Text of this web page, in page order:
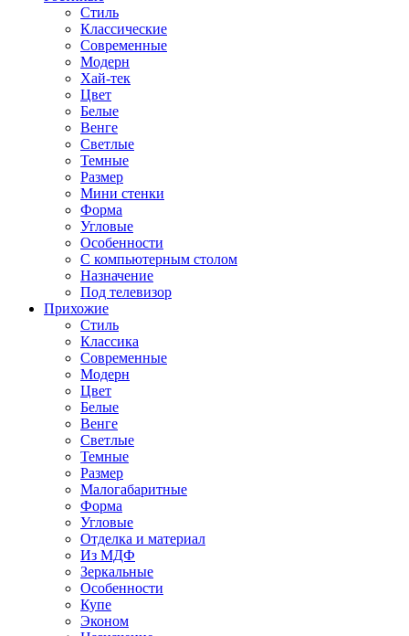
Стиль
Классические
Современные
Модерн
Хай-тек
Цвет
Белые
Венге
Светлые
Темные
Размер
Мини стенки
Форма
Угловые
Особенности
С компьютерным столом
Назначение
Под телевизор
Прихожие
Стиль
Классика
Современные
Модерн
Цвет
Белые
Венге
Светлые
Темные
Размер
Малогабаритные
Форма
Угловые
Отделка и материал
Из МДФ
Зеркальные
Особенности
Купе
Эконом